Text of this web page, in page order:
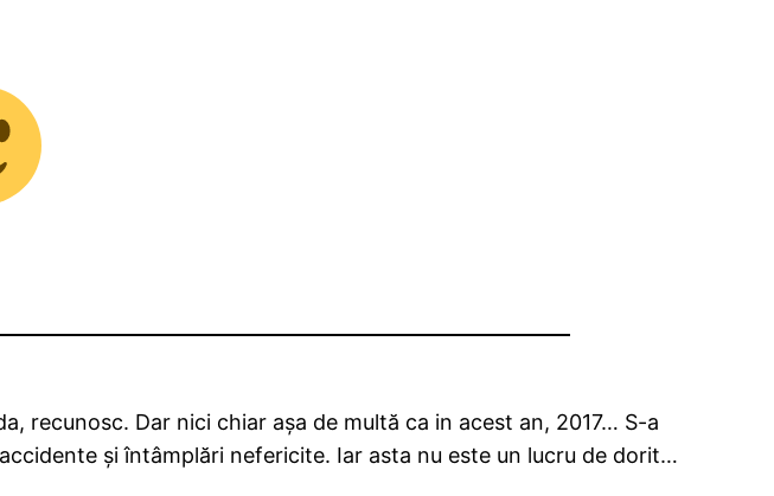
recunosc. Dar nici chiar așa de multă ca in acest an, 2017… S-a
și întâmplări nefericite. Iar asta nu este un lucru de dorit…